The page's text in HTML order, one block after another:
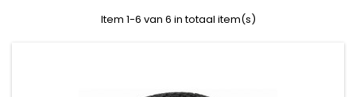
Item 1-6 van 6 in totaal item(s)